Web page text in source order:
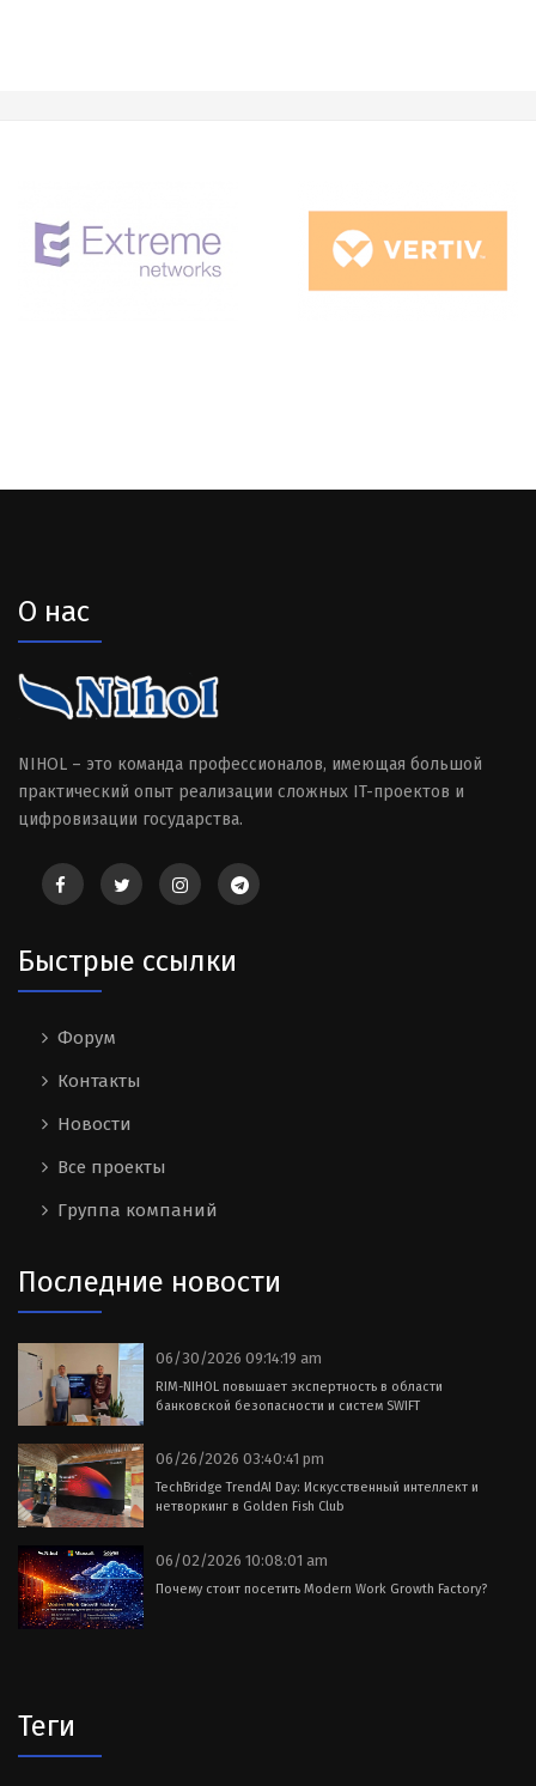
О нас
NIHOL – это команда профессионалов, имеющая большой
практический опыт реализации сложных IT-проектов и
цифровизации государства.
Быстрые ссылки
Форум
Контакты
Новости
Все проекты
Группа компаний
Последние новости
06/30/2026 09:14:19 am
RIM-NIHOL повышает экспертность в области
банковской безопасности и систем SWIFT
06/26/2026 03:40:41 pm
TechBridge TrendAI Day: Искусственный интеллект и
нетворкинг в Golden Fish Club
06/02/2026 10:08:01 am
Почему стоит посетить Modern Work Growth Factory?
Теги